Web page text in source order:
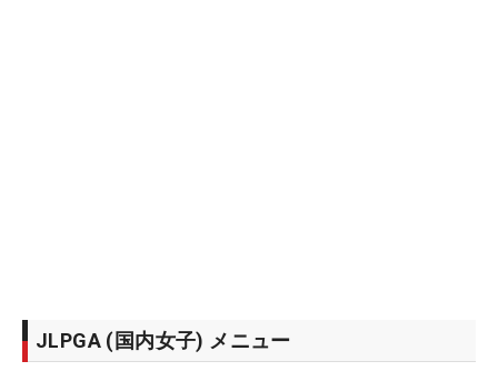
JLPGA (国内女子) メニュー